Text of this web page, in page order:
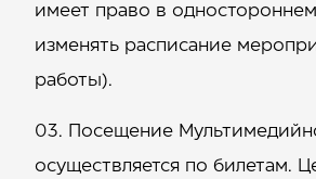
имеет право в
изменять расписание
работы).
Посещение
осуществляется по билетам.